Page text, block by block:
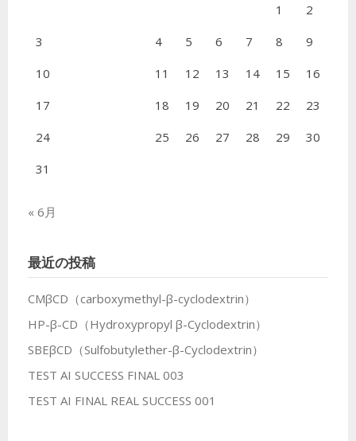
1
2
3
4 5 6 7 8
9
10
11 12 13 14 15
16
17
18 19 20 21 22
23
24
25 26 27 28 29
30
31
« 6月
最近の投稿
CMβCD（carboxymethyl-β-cyclodextrin）
HP-β-CD（Hydroxypropyl β-Cyclodextrin）
SBEβCD（Sulfobutylether-β-Cyclodextrin）
TEST AI SUCCESS FINAL 003
TEST AI FINAL REAL SUCCESS 001